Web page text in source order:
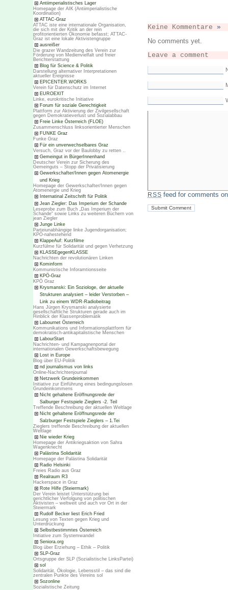
Antiimperialistisches Lager
Homepage der AIK (Antiimperialistische
Koordination)
ATTAC-Graz
ATTAC iste eine internationale Organisation,
die sich mit der Kritik an der rein
profitorientierten Ökonomie befasst; ATTAC-
Graz ist eine lokale Aktivistengruppe
ausreißer
Die grazer Wandzeitung des Verein zur
Förderung von Medienvielfalt und freier
Berichterstattung
Blog für Science & Politik
Darstellung alternativer Interpretationen
aktueller Ereignisse
EPICENTER.WORKS
Verein für Datenschutz im Internet
EUROEXIT
Linke, eurokritische Initiative
Forum für soziale Gerechtigkeit
Plattform zur Aktivierung der Zivilgesellschaft
gegen Demokratieverlust und Sozialabbau
Freie Linke Österreich (FLOE)
Zusammenschluss linksorientierter Menschen
FUNKE Graz
Funke Graz
Für ein unverwechselbares Graz
Versuch, Graz vor der Baulobby zu retten ..
Gemeingut in BürgerInnenhand
Deutscher Verein zur Sicherung des
Gemeinguts – Stopp der Privatisierung
Gewerkschafter/Innen gegen Atomenergie
und Krieg
Homepage der Gewerkschafter/Innen gegen
Atomenergie und Krieg
Internatinal Zeitschrift für Politik
Jean Ziegler: Das Imperium der Schande
Leseprobe zum Buch „Das Imperium der
Schande“ sowie Links zu weiteren Büchern von
jean Ziegler
Junge Linke
Parteiunabhängige linke Jugendorganisation;
KPÖ-nahestehend
KlappeAuf: Kurzfilme
Kurzfülme für Solidarität und gegen Verhetzung
KLASSEgegenKLASSE
Nachrichten der revolutionären Linken
Kominform
Kommunistische Inforamtionsseite
KPÖ-Graz
KPÖ Graz
Krysmanski: Ein Soziologe, der aktuelle
Strukturen analysiert – leider Verstorben –
Link zu einem WDR-Radiobeitrag
Hans Jürgen Krysmanski analysierte
gesellschaftliche Strukturen gerade auch im
Hinblick der Klassenproblematik
Labournet Österreich
Kommunikations und Informationsplattform für
demokratisch-antikapitalistische Menschen
LabourStart
Nachrichten- und Kampagnenportal der
internationalen Gewerkschaftsbewegung
Lost in Europe
Blog über EU-Politik
nd journalismus von links
Online-Nachrichtenjournal
Netzwerk Grundeinkommen
Initiative zur Einführung eines bedingungslosen
Grundeinkommens
Nicht gehaltene Eröffnungsrede der
Salburger Festspiele Zieglers -2. Teil
Treffende Beschreibung der aktuellen Weltlage
Nicht gehaltene Eröffnungsrede der
Salzburger Festspiele Zieglers – 1.Tei
Zieglers treffende Beschreibung der aktuellen
Weltlage
Nie wieder Krieg
Homepage der Antikriegsaktion von Sahra
Wagenknecht
Palästina Solidarität
Homepage der Palästina Solidarität
Radio Helsinki
Freies Radio aus Graz
Realraum R3
Hackerspace in Graz
Rote Hilfe (Steiermark)
Der Verein leistet Unterstützung bei
gerichtlicher Verfolgung von politischen
Aktivisten – weltweit und auch vor Ort in der
Steiermark
Rudolf Becker liest Erich Fried
Lesung von Texten gegen Krieg und
Unterdrückung
Selbstbestimmtes Österreich
Initiative zum Systemwandel
Seniora.org
Blog über Erziehung – Ethik – Politik
SLP-Graz
Ortsgruppe der SLP (Sozialistische LinksPartei)
sol
Solidarität, Ökologie, Lebensstil – das sind die
zentralen Punkte des Vereins sol
Sozonline
Sozialistische Zeitung
Keine Kommentare »
No comments yet.
Leave a comment
RSS feed for comments